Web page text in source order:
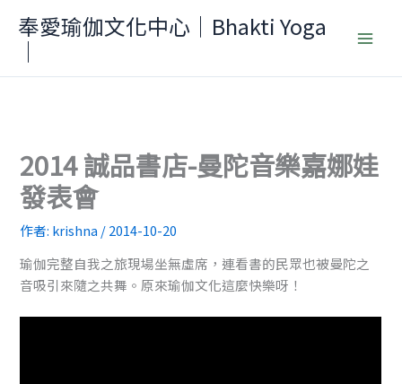
要
奉愛瑜伽文化中心｜Bhakti Yoga
｜
2014 誠品書店-曼陀音樂嘉娜娃
發表會
作者: krishna /2014-10-20
瑜伽完整自我之旅現場坐無虛席，連看書的民眾也被曼陀之
音吸引來隨之共舞。原來瑜伽文­化這麼快樂呀！